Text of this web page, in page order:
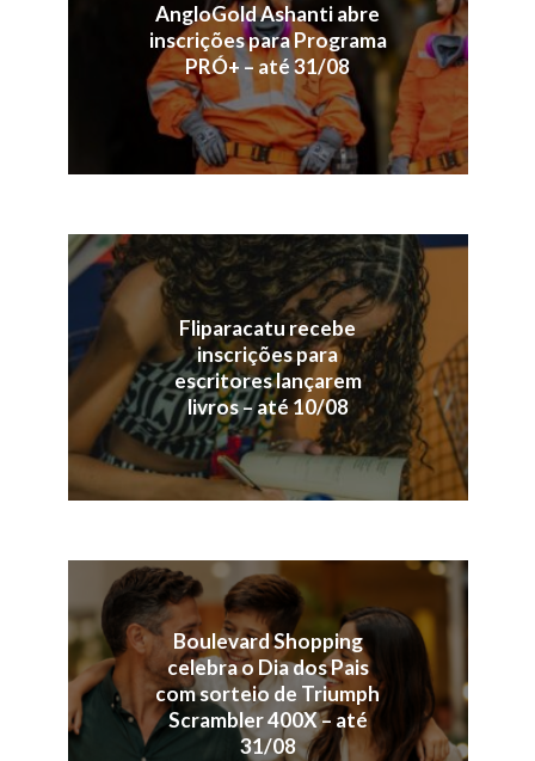
AngloGold Ashanti abre
inscrições para Programa
PRÓ+ – até 31/08
Fliparacatu recebe
inscrições para
escritores lançarem
livros – até 10/08
Boulevard Shopping
celebra o Dia dos Pais
com sorteio de Triumph
Scrambler 400X – até
31/08